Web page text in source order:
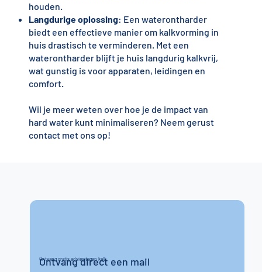
houden.
Langdurige oplossing: Een waterontharder
biedt een effectieve manier om kalkvorming in
huis drastisch te verminderen. Met een
waterontharder blijft je huis langdurig kalkvrij,
wat gunstig is voor apparaten, leidingen en
comfort.
Wil je meer weten over hoe je de impact van
hard water kunt minimaliseren? Neem gerust
contact met ons op!
Ontvang gratis advies tegen kalk
Ontvang direct een mail